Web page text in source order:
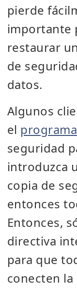
pierde
importante
restaurar
de
datos.
Algunos
el
seguridad
introduzca
copia de
entonces
Entonces,
directiva
para que
conecten la